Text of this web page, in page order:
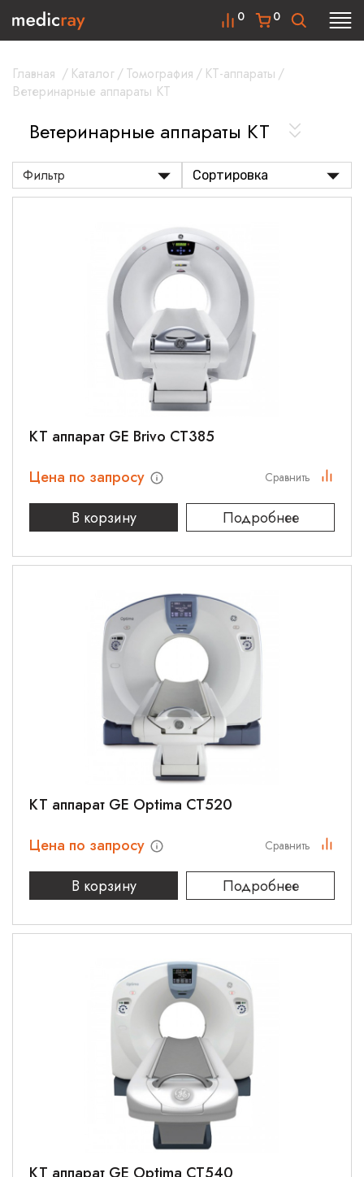
0
0
Главная / Каталог/Томография / КТ-аппараты /
Ветеринарные аппараты КТ
Ветеринарные аппараты КТ
Фильтр Сортировка
КТ аппарат GE Brivo CT385
Цена по запросу
В корзину
Подробнее
Сравнить
КТ аппарат GE Optima CT520
Цена по запросу
В корзину
Подробнее
Сравнить